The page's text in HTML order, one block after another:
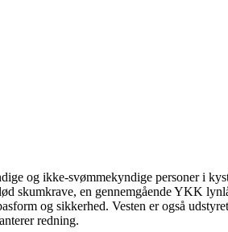
og ikke-svømmekyndige personer i
skumkrave, en gennemgående YKK
og sikkerhed. Vesten er også
redning.